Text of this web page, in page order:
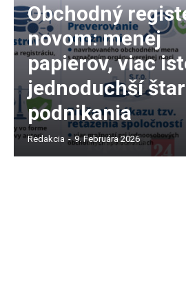
Obchodný
novom: menej
papierov, viac
jednoduchší
podnikania
Redakcia - 9. Februára 2026